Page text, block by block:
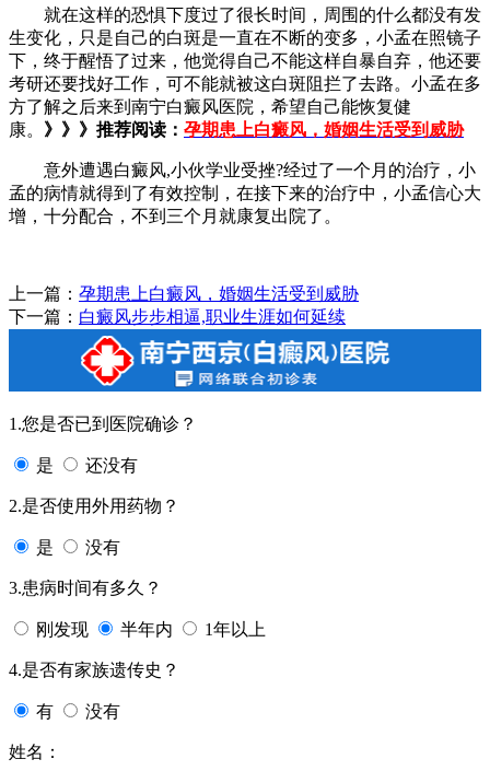
就在这样的恐惧下度过了很长时间，周围的什么都没有发
生变化，只是自己的白斑是一直在不断的变多，小孟在照镜子
下，终于醒悟了过来，他觉得自己不能这样自暴自弃，他还要
考研还要找好工作，可不能就被这白斑阻拦了去路。小孟在多
方了解之后来到南宁白癜风医院，希望自己能恢复健
康。 》》》推荐阅读： 孕期患上白癜风，婚姻生活受到威胁
意外遭遇白癜风,小伙学业受挫?经过了一个月的治疗，小
孟的病情就得到了有效控制，在接下来的治疗中，小孟信心大
增，十分配合，不到三个月就康复出院了。
上一篇： 孕期患上白癜风，婚姻生活受到威胁
下一篇： 白癜风步步相逼,职业生涯如何延续
1.您是否已到医院确诊？
是 还没有
2.是否使用外用药物？
是 没有
3.患病时间有多久？
刚发现 半年内 1年以上
4.是否有家族遗传史？
有 没有
姓名：